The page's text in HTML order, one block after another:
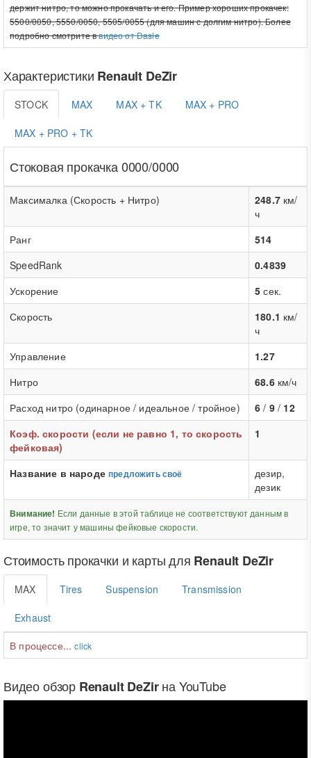
держит нитро, то можно прокачать и его. Пример хороших прокачек:
5500/0050, 5550/0050, 5505/0055 (для машин с долгим нитро). Более
подробно смотрите ввидео от Dasle
Характеристики Renault DeZir
STOCK MAX MAX + TK MAX + PRO
MAX + PRO + TK
Стоковая прокачка 0000/0000
Максималка (Скорость + Нитро) 248.7км/
ч
Ранг
514
SpeedRank
0.4839
Ускорение
5 сек.
Скорость
180.1 км/
ч
Управление
1.27
Нитро
68.6км/ч
Расход нитро (одинарное / идеальное / тройное)
6 / 9/ 12
Коэф. скорости (если не равно 1, то скорость
фейковая)
1
Название в народепредложить своё
дезир,
дезик
Внимание! Если данные в этой таблице не соответствуют данным в
игре, то значит у машины фейковые скорости.
Стоимость прокачки и карты для Renault DeZir
MAX Tires Suspension Transmission
Exhaust
В процессе...click
Видео обзор Renault DeZirна YouTube